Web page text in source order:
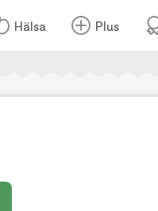
Hälsa Plus